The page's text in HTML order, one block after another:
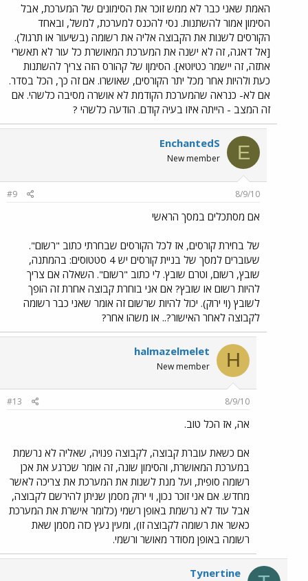
האמת שאני כבר לא ממש זוכר את הסימונים של המערכת, אבל
הסימון אמור להשתנות. נסי להכנס למערכת, למשל, ובאחד
הקורסים לשנות את הקבוצה אליה את רשומה (בשיעור או תרגול).
[אל דאגה, זה לא ישנה את המערכת המאושרת כל עור לא תאשרי
אתזה, זה יישמר כטיוטא]. הסימןו של קהורס הזה צריך להשתנות
כעת ולהיות אחר מכל יתר הקורסים, שאושרו. אם זה כך, הכל בסדר.
אם לא- כנראה שהמערכת הקודמת לא אושרה מסיבה כלשהי. אם
זה המצב - הייתה איזו בעיה קודם. הודעה כלשהי ?
E
EnchantedS
New member
8/9/10
#9
אם מסתכלים במסך הראשי
של בחירת קורסים, אז לכל הקורסים שבחרתי כתוב "רשום".
שעוברים למסך של בניית קורסים יש 4 סטטוסים: בהמתנה,
שובץ, רשום, וטרם שובץ. לי כתוב "רשום". השאלה אם צריך
להיות רשום או שובץ? אם אני בוחרת קבוצה אחרת זה הופך
לשובץ (וי ירוק). יכול להיות שרשום זה אומר שאני כבר רשומה
לקבוצה לאחר האישור?.. או משהו אחר?
H
halmazelmelet
New member
8/9/10
#13
אה, אז הכל טוב.
אם כשאת עוברת קבוצה, לקבוצה פנויה, שאליה לא נרשמת
במערכת המאושרת, והסימון שונה, זה אומר שכרגע את אכן
רשומה סופית, ועל מנת לשנות את המערכת את צריכה לאשר
מחדש. אם אני זוכר נכון, וי ירוק מסמן שניתן להירשם לקבוצה,
אבל עוד לא נרשמת באופן רשמי (כלומר אישרת את המערכת
כאשר את רשומה לקבוצה זו), ומעין נעץ כזה מסמן שאת
רשומה באופן מסודר מאושר ורשמי.
Tynertine